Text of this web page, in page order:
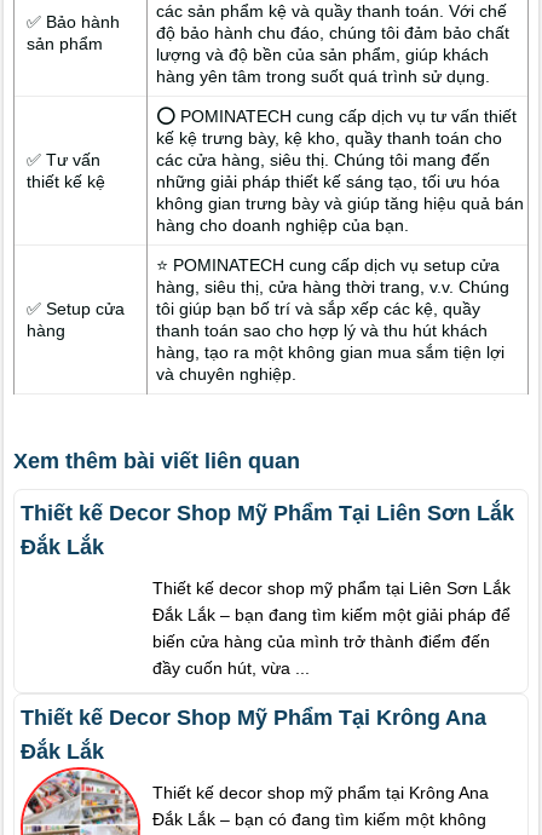
✅ Bảo hành
sản phẩm
các sản phẩm kệ và quầy thanh toán. Với chế
độ bảo hành chu đáo, chúng tôi đảm bảo chất
lượng và độ bền của sản phẩm, giúp khách
hàng yên tâm trong suốt quá trình sử dụng.
✅ Tư vấn
thiết kế kệ
⭕ POMINATECH cung cấp dịch vụ tư vấn thiết
kế kệ trưng bày, kệ kho, quầy thanh toán cho
các cửa hàng, siêu thị. Chúng tôi mang đến
những giải pháp thiết kế sáng tạo, tối ưu hóa
không gian trưng bày và giúp tăng hiệu quả bán
hàng cho doanh nghiệp của bạn.
✅ Setup cửa
hàng
⭐ POMINATECH cung cấp dịch vụ setup cửa
hàng, siêu thị, cửa hàng thời trang, v.v. Chúng
tôi giúp bạn bố trí và sắp xếp các kệ, quầy
thanh toán sao cho hợp lý và thu hút khách
hàng, tạo ra một không gian mua sắm tiện lợi
và chuyên nghiệp.
Xem thêm bài viết liên quan
Thiết kế Decor Shop Mỹ Phẩm Tại Liên Sơn Lắk
Đắk Lắk
Thiết kế decor shop mỹ phẩm tại Liên Sơn Lắk
Đắk Lắk – bạn đang tìm kiếm một giải pháp để
biến cửa hàng của mình trở thành điểm đến
đầy cuốn hút, vừa ...
Thiết kế Decor Shop Mỹ Phẩm Tại Krông Ana
Đắk Lắk
Thiết kế decor shop mỹ phẩm tại Krông Ana
Đắk Lắk – bạn có đang tìm kiếm một không